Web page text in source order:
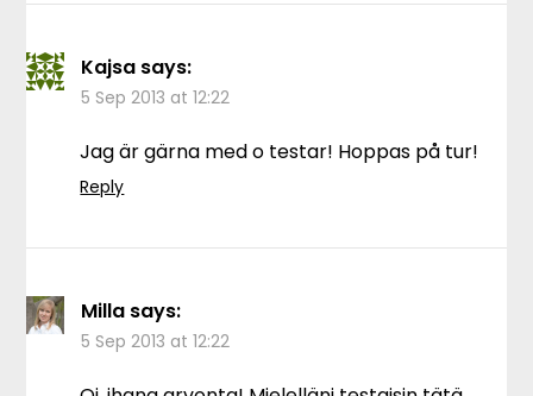
Kajsa says:
5 Sep 2013 at 12:22
Jag är gärna med o testar! Hoppas på tur!
Reply
Milla says:
5 Sep 2013 at 12:22